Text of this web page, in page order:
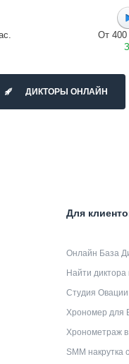
От 400
ДИКТОРЫ ОНЛАЙН
Для
Онлайн База
Найти диктора
Студия
Хрономер для
Хронометраж
SMM накрутка